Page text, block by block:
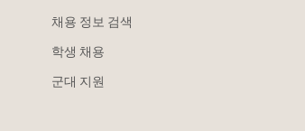
채용 정보 검색
학생 채용
군대 지원